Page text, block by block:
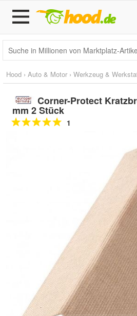
Hood › Auto & Motor › Werkzeug &
Corner-Protect
mm 2 Stück
1